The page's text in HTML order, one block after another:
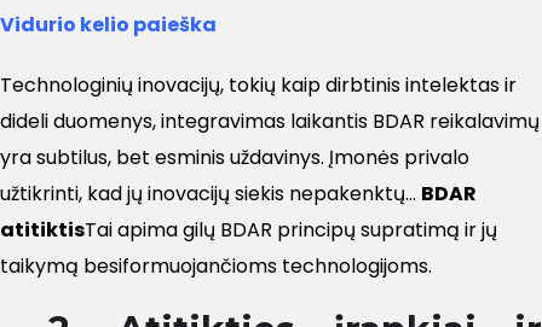
Vidurio kelio paieška
Technologinių inovacijų, tokių kaip dirbtinis intelektas ir
dideli duomenys, integravimas laikantis BDAR reikalavimų
yra subtilus, bet esminis uždavinys. Įmonės privalo
užtikrinti, kad jų inovacijų siekis nepakenktų... BDAR
atitiktisTai apima gilų BDAR principų supratimą ir jų
taikymą besiformuojančioms technologijoms.